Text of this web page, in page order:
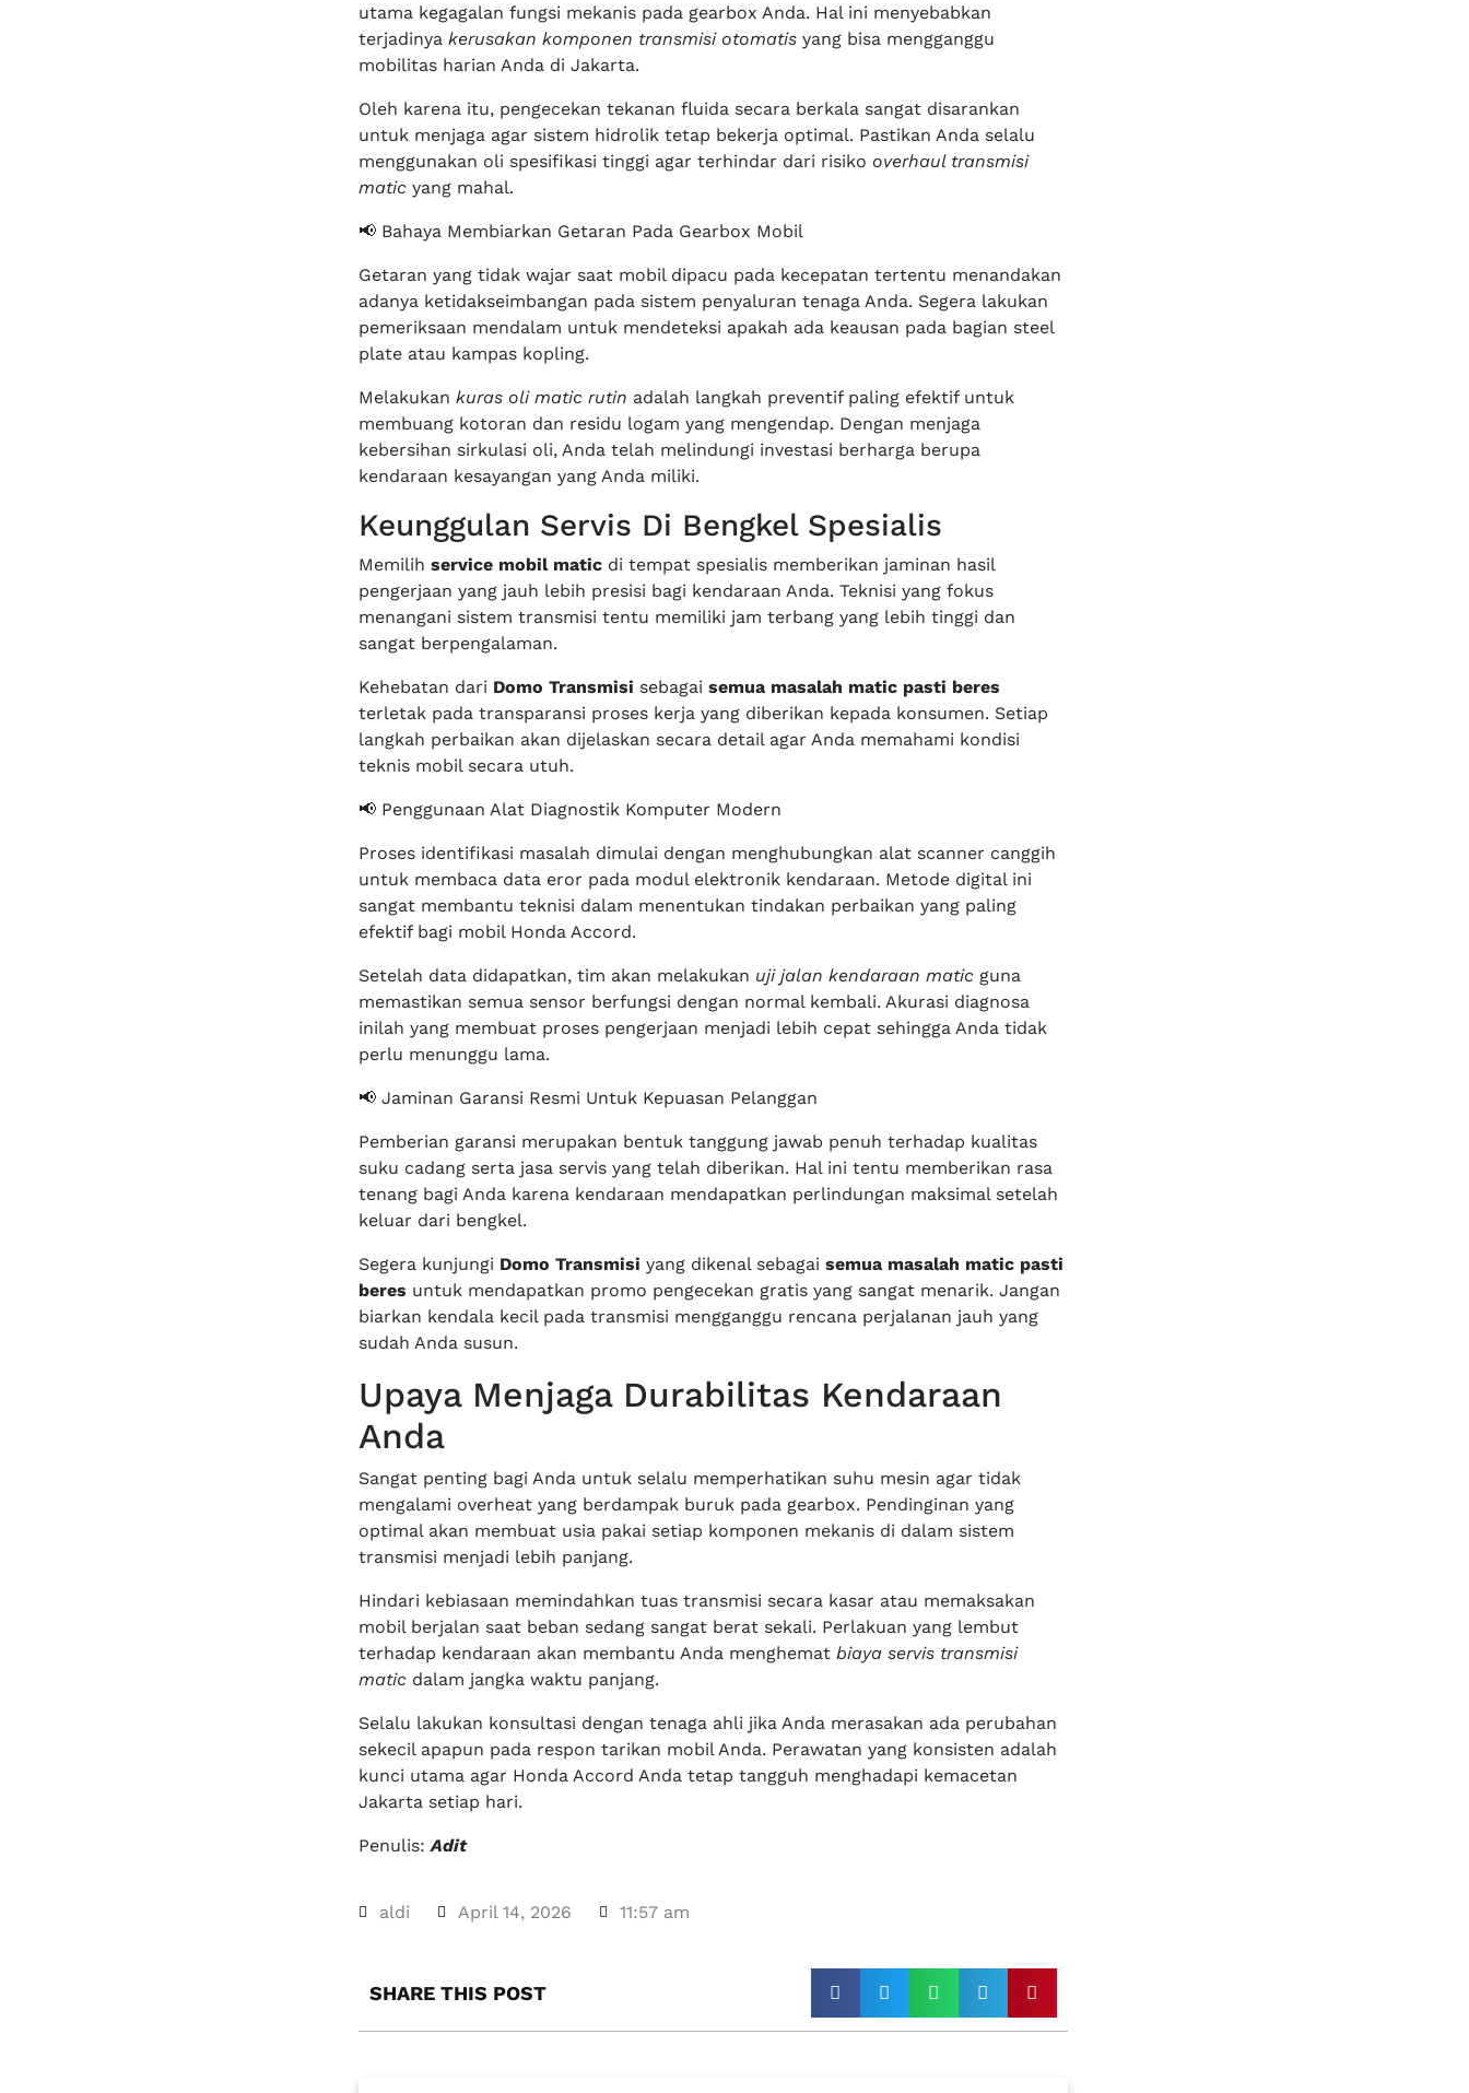
utama kegagalan fungsi mekanis pada gearbox Anda. Hal ini menyebabkan
terjadinya kerusakan komponen transmisi otomatisyang bisa mengganggu
mobilitas harian Anda di Jakarta.
Oleh karena itu, pengecekan tekanan fluida secara berkala sangat disarankan
untuk menjaga agar sistem hidrolik tetap bekerja optimal. Pastikan Anda selalu
menggunakan oli spesifikasi tinggi agar terhindar dari risiko overhaul transmisi
maticyang mahal.
📢 Bahaya Membiarkan Getaran Pada Gearbox Mobil
Getaran yang tidak wajar saat mobil dipacu pada kecepatan tertentu menandakan
adanya ketidakseimbangan pada sistem penyaluran tenaga Anda. Segera lakukan
pemeriksaan mendalam untuk mendeteksi apakah ada keausan pada bagian steel
plate atau kampas kopling.
Melakukan kuras oli matic rutin adalah langkah preventif paling efektif untuk
membuang kotoran dan residu logam yang mengendap. Dengan menjaga
kebersihan sirkulasi oli, Anda telah melindungi investasi berharga berupa
kendaraan kesayangan yang Anda miliki.
Keunggulan Servis Di Bengkel Spesialis
Memilih service mobil maticdi tempat spesialis memberikan jaminan hasil
pengerjaan yang jauh lebih presisi bagi kendaraan Anda. Teknisi yang fokus
menangani sistem transmisi tentu memiliki jam terbang yang lebih tinggi dan
sangat berpengalaman.
Kehebatan dari Domo Transmisi sebagai semua masalah matic pasti beres
terletak pada transparansi proses kerja yang diberikan kepada konsumen. Setiap
langkah perbaikan akan dijelaskan secara detail agar Anda memahami kondisi
teknis mobil secara utuh.
📢 Penggunaan Alat Diagnostik Komputer Modern
Proses identifikasi masalah dimulai dengan menghubungkan alat scanner canggih
untuk membaca data eror pada modul elektronik kendaraan. Metode digital ini
sangat membantu teknisi dalam menentukan tindakan perbaikan yang paling
efektif bagi mobil Honda Accord.
Setelah data didapatkan, tim akan melakukan uji jalan kendaraan maticguna
memastikan semua sensor berfungsi dengan normal kembali. Akurasi diagnosa
inilah yang membuat proses pengerjaan menjadi lebih cepat sehingga Anda tidak
perlu menunggu lama.
📢 Jaminan Garansi Resmi Untuk Kepuasan Pelanggan
Pemberian garansi merupakan bentuk tanggung jawab penuh terhadap kualitas
suku cadang serta jasa servis yang telah diberikan. Hal ini tentu memberikan rasa
tenang bagi Anda karena kendaraan mendapatkan perlindungan maksimal setelah
keluar dari bengkel.
Segera kunjungi Domo Transmisi yang dikenal sebagai semua masalah matic pasti
beres untuk mendapatkan promo pengecekan gratis yang sangat menarik. Jangan
biarkan kendala kecil pada transmisi mengganggu rencana perjalanan jauh yang
sudah Anda susun.
Upaya Menjaga Durabilitas Kendaraan
Anda
Sangat penting bagi Anda untuk selalu memperhatikan suhu mesin agar tidak
mengalami overheat yang berdampak buruk pada gearbox. Pendinginan yang
optimal akan membuat usia pakai setiap komponen mekanis di dalam sistem
transmisi menjadi lebih panjang.
Hindari kebiasaan memindahkan tuas transmisi secara kasar atau memaksakan
mobil berjalan saat beban sedang sangat berat sekali. Perlakuan yang lembut
terhadap kendaraan akan membantu Anda menghemat biaya servis transmisi
maticdalam jangka waktu panjang.
Selalu lakukan konsultasi dengan tenaga ahli jika Anda merasakan ada perubahan
sekecil apapun pada respon tarikan mobil Anda. Perawatan yang konsisten adalah
kunci utama agar Honda Accord Anda tetap tangguh menghadapi kemacetan
Jakarta setiap hari.
Penulis:Adit
aldi April 14, 2026 11:57 am
SHARE THIS POST​